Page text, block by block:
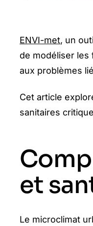
ENVI-met, un
de modéliser les
aux problèmes
Cet article
sanitaires
et
Le microclimat